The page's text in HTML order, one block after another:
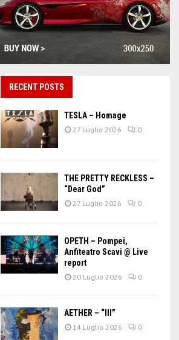
RECENT POSTS
TESLA – Homage
27 Luglio 2026 0
THE PRETTY RECKLESS –
“Dear God”
27 Luglio 2026 0
OPETH – Pompei,
Anfiteatro Scavi @ Live
report
20 Luglio 2026 0
AETHER – “III”
14 Luglio 2026 0